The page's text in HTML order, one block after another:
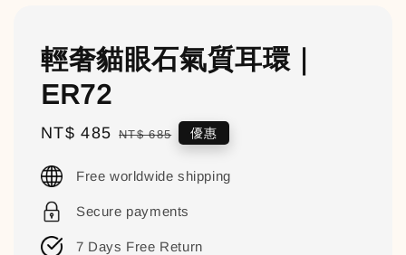
輕奢貓眼石氣質耳環｜
ER72
Sale
NT$ 485 Regular
NT$ 685 優惠
Free worldwide shipping
Secure payments
7 Days Free Return